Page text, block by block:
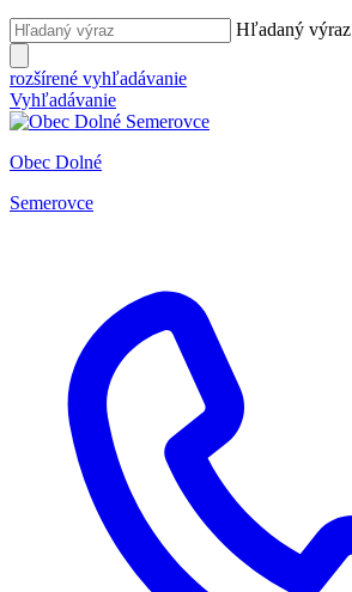
Hľadaný výraz
rozšírené vyhľadávanie
Vyhľadávanie
Obec Dolné
Semerovce